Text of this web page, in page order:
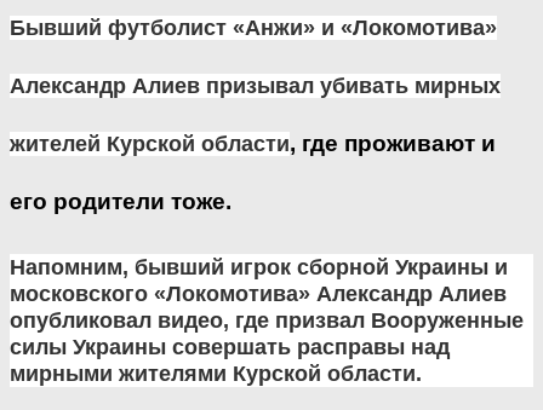
Бывший футболист «Анжи» и «Локомотива»
Александр Алиев призывал убивать мирных
жителей Курской области, где проживают и
его родители тоже.
Напомним, бывший игрок сборной Украины и
московского «Локомотива» Александр Алиев
опубликовал видео, где призвал Вооруженные
силы Украины совершать расправы над
мирными жителями Курской области.